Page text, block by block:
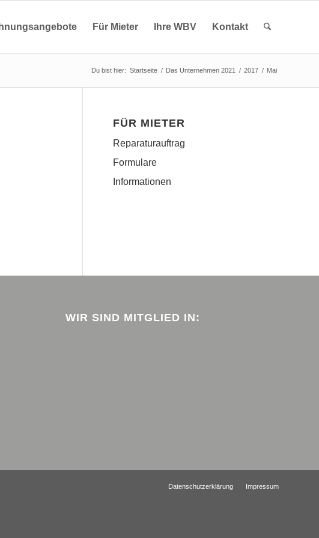
Für Mieter Ihre WBV Kontakt
Du bist hier: Startseite / Das Unternehmen 2021 / 2017 / Mai
FÜR MIETER
Reparaturauftrag
Formulare
Informationen
WIR SIND MITGLIED IN:
Datenschutzerklärung Impressum